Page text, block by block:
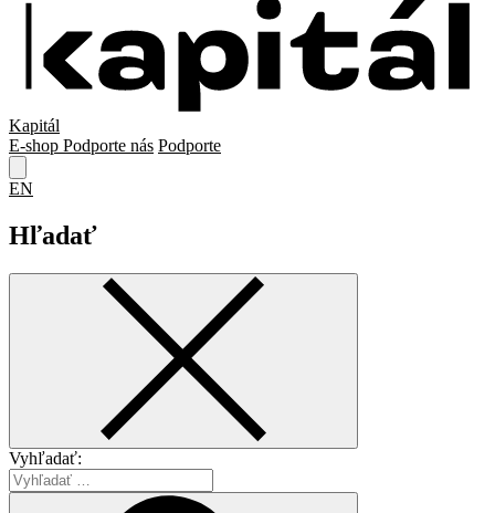
Kapitál
E-shop Podporte nás Podporte
EN
Hľadať
Vyhľadať: